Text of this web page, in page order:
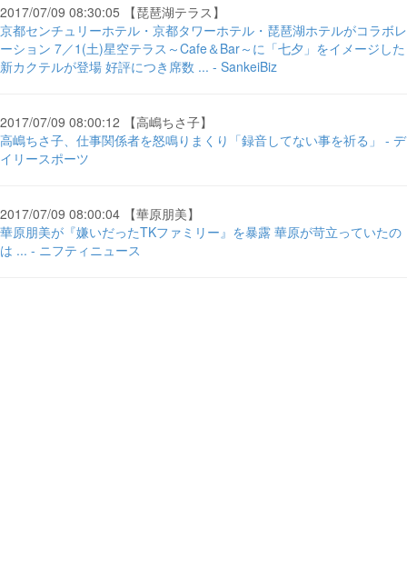
2017/07/09 08:30:05 【琵琶湖テラス】
京都センチュリーホテル・京都タワーホテル・琵琶湖ホテルがコラボレ
ーション 7／1(土)星空テラス～Cafe＆Bar～に「七夕」をイメージした
新カクテルが登場 好評につき席数 ... - SankeiBiz
2017/07/09 08:00:12 【高嶋ちさ子】
高嶋ちさ子、仕事関係者を怒鳴りまくり「録音してない事を祈る」 - デ
イリースポーツ
2017/07/09 08:00:04 【華原朋美】
華原朋美が『嫌いだったTKファミリー』を暴露 華原が苛立っていたの
は ... - ニフティニュース